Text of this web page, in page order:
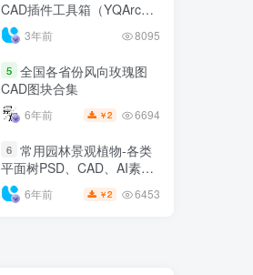
CAD插件工具箱（YQArch
6.7.4）
3年前 8095
5 全国各省份风向玫瑰图
CAD图块合集
6年前 ￥2 6694
6 常用园林景观植物-各类
平面树PSD、CAD、AI素材
线稿
6年前 ￥2 6453